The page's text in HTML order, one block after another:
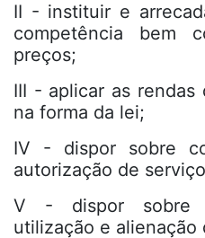
II - instituir e
competência bem
preços;
III - aplicar as
na forma da lei;
IV - dispor sobre
autorização de
V - dispor sobre
utilização e alienação